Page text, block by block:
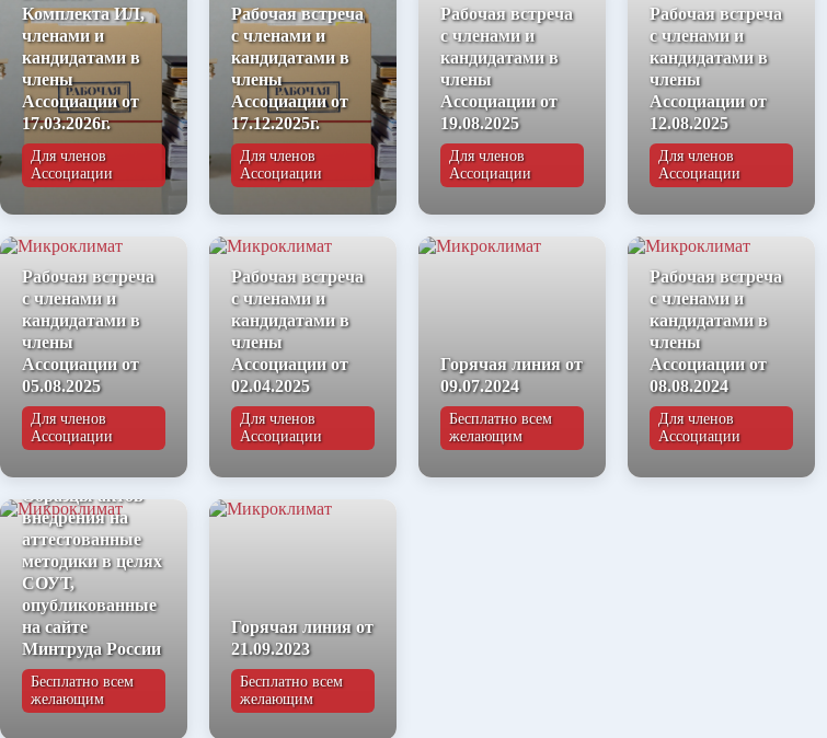
Комплекта ИЛ,
членами и
кандидатами в
члены
Ассоциации от
17.03.2026г.
Для членов
Ассоциации
Рабочая встреча
с членами и
кандидатами в
члены
Ассоциации от
17.12.2025г.
Для членов
Ассоциации
Рабочая встреча
с членами и
кандидатами в
члены
Ассоциации от
19.08.2025
Для членов
Ассоциации
Рабочая встреча
с членами и
кандидатами в
члены
Ассоциации от
12.08.2025
Для членов
Ассоциации
Рабочая встреча
с членами и
кандидатами в
члены
Ассоциации от
05.08.2025
Для членов
Ассоциации
Рабочая встреча
с членами и
кандидатами в
члены
Ассоциации от
02.04.2025
Для членов
Ассоциации
Горячая линия от
09.07.2024
Бесплатно всем
желающим
Рабочая встреча
с членами и
кандидатами в
члены
Ассоциации от
08.08.2024
Для членов
Ассоциации
Образцы актов
внедрения на
аттестованные
методики в целях
СОУТ,
опубликованные
на сайте
Минтруда России
Бесплатно всем
желающим
Горячая линия от
21.09.2023
Бесплатно всем
желающим